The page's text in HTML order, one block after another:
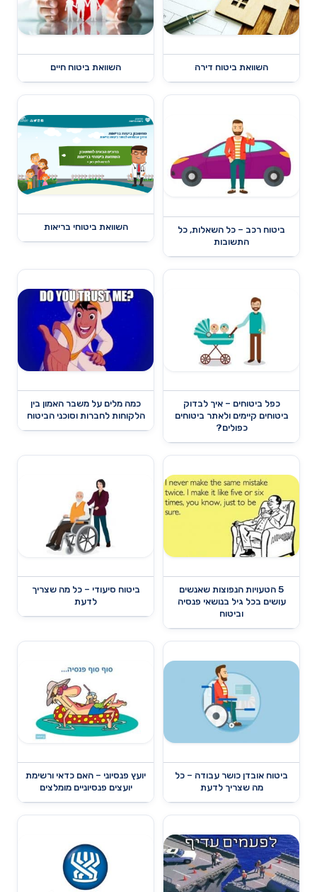
השוואת ביטוח דירה השוואת ביטוח חיים
ביטוח רכב – כל השאלות, כל
התשובות
השוואת ביטוחי בריאות
כפל ביטוחים – איך לבדוק
ביטוחים קיימים ולאתר ביטוחים
כפולים?
כמה מלים על משבר האמון בין
הלקוחות לחברות וסוכני הביטוח
5 הטעויות הנפוצות שאנשים
עושים בכל גיל בנושאי פנסיה
וביטוח
ביטוח סיעודי – כל מה שצריך
לדעת
ביטוח אובדן כושר עבודה – כל
מה שצריך לדעת
יועץ פנסיוני – האם כדאי ורשימת
יועצים פנסיוניים מומלצים